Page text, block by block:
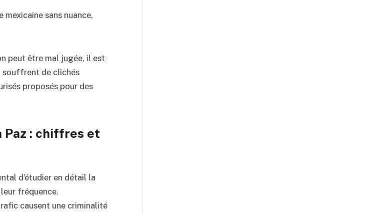
sans nuance,
peut être mal jugée, il est
souffrent de clichés
proposés pour des
Paz : chiffres et
d’étudier en détail la
fréquence.
causent une criminalité